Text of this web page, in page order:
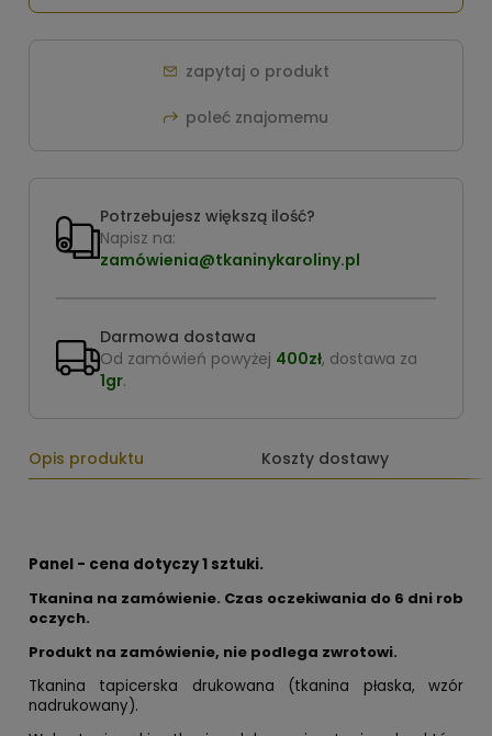
zapytaj o produkt
poleć znajomemu
Potrzebujesz większą ilość?
Napisz na:
zamówienia@tkaninykaroliny.pl
Darmowa dostawa
Od zamówień powyżej 400zł, dostawa za
1gr.
Opis produktu Koszty dostawy
Panel - cena dotyczy 1 sztuki.
Tkanina na zamówienie. Czas oczekiwania do 6 dni rob
oczych.
Produkt na zamówienie, nie podlega zwrotowi.
Tkanina tapicerska drukowana (tkanina płaska, wzór
nadrukowany).